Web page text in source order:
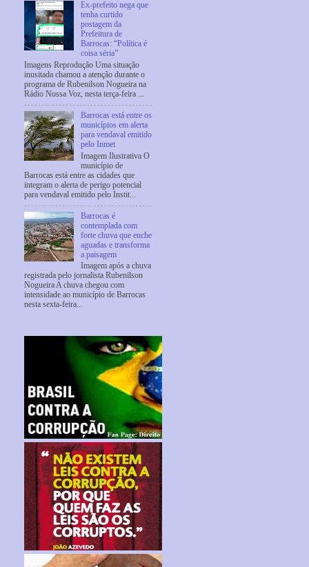
Ex-prefeito nega que
tenha curtido
postagem da
Prefeitura de
Barrocas: “Política é
coisa séria”
Imagens Reprodução Uma situação
inusitada chamou a atenção durante o
programa de Rubenilson Nogueira na
Rádio Nossa Voz, nesta terça-feira ...
Barrocas está entre os
municípios em alerta
para vendaval emitido
pelo Inmet
Imagem Ilustrativa O
município de
Barrocas está entre as cidades que
integram o alerta de perigo potencial
para vendaval emitido pelo Instit...
Barrocas é
contemplada com
forte chuva que enche
aguadas e transforma
a paisagem
Imagem após a chuva
registrada pelo jornalista Rubenilson
Nogueira A chuva chegou com
intensidade ao município de Barrocas
nesta sexta-feira...